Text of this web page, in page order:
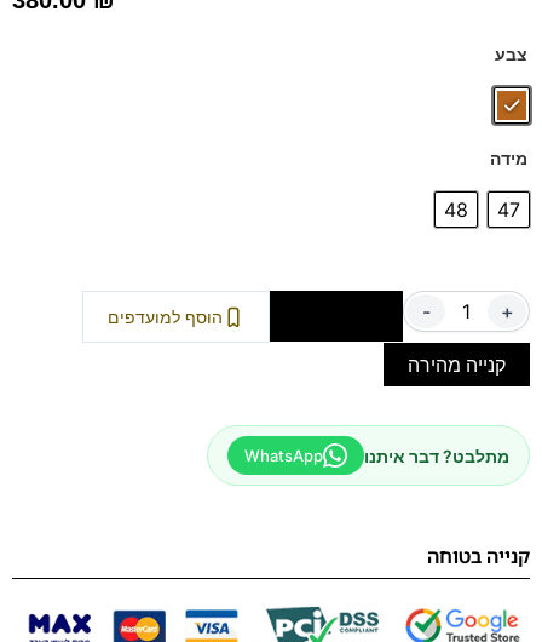
צבע
מידה
47
48
- + הוסף למועדפים
קנייה מהירה
מתלבט? דבר איתנו WhatsApp
קנייה בטוחה